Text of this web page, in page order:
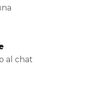
al chat